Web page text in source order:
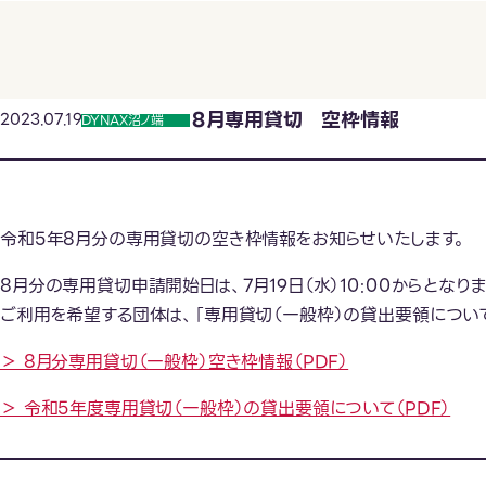
８月専用貸切 空枠情報
2023.07.19DYNAX沼ノ端
令和5年8月分の専用貸切の空き枠情報をお知らせいたします。
8月分の専用貸切申請開始日は、7月19日（水）10:00からとなりま
ご利用を希望する団体は、「専用貸切（一般枠）の貸出要領につ
＞ 8月分専用貸切（一般枠）空き枠情報（PDF）
＞ 令和5年度専用貸切（一般枠）の貸出要領について（PDF）